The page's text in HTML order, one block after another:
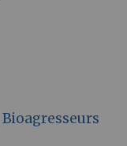
Bioagresseurs